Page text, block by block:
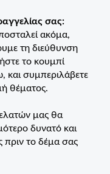
σας:
ακόμα,
τη διεύθυνση
το κουμπί
και συμπεριλάβετε
θέματος.
μας θα
δυνατό και
πριν το δέμα σας